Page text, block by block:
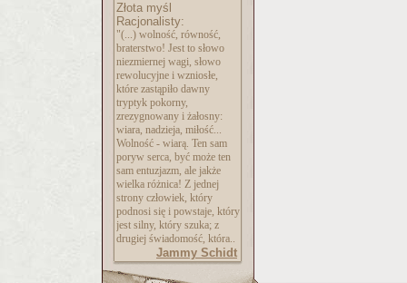
Złota myśl
Racjonalisty:
"(...) wolność, równość,
braterstwo! Jest to słowo
niezmiernej wagi, słowo
rewolucyjne i wzniosłe,
które zastąpiło dawny
tryptyk pokorny,
zrezygnowany i żałosny:
wiara, nadzieja, miłość...
Wolność - wiarą. Ten sam
poryw serca, być może ten
sam entuzjazm, ale jakże
wielka różnica! Z jednej
strony człowiek, który
podnosi się i powstaje, który
jest silny, który szuka; z
drugiej świadomość, która..
Jammy Schidt